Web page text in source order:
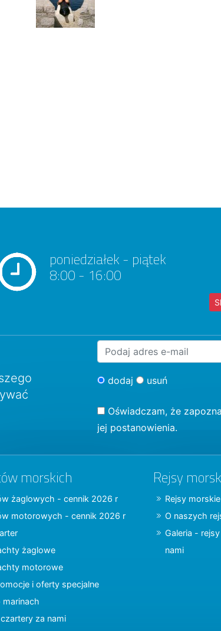
poniedziałek - piątek
8:00 - 16:00
dodaj usuń
Oświadczam, że
jej postanowienia.
morskich
żaglowych - cennik 2026 r
motorowych - cennik 2026 r
żaglowe
motorowe
i oferty specjalne
marinach
za nami
Rejsy
Rejsy morskie
O naszych
Galeria -
nami